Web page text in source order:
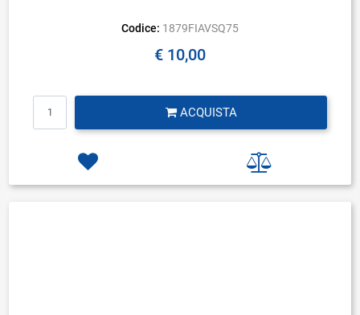
Codice: 1879FIAVSQ75
€ 10,00
ACQUISTA